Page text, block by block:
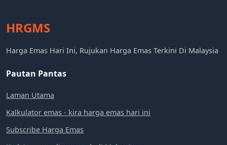
HRGMS
Harga Emas Hari Ini, Rujukan Harga Emas Terkini Di Malaysia
Pautan Pantas
Laman Utama
Kalkulator emas - kira harga emas hari ini
Subscribe Harga Emas